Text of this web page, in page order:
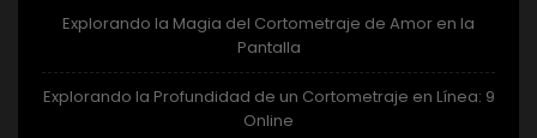
Explorando la Magia del Cortometraje de Amor en la
Pantalla
Explorando la Profundidad de un Cortometraje en Línea: 9
Online